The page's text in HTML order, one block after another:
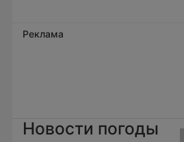
Реклама
Новости погоды